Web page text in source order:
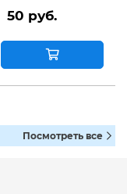
50 руб.
Посмотреть все